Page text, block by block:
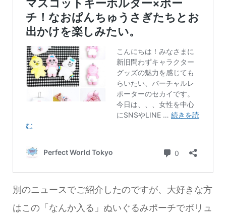
別のニュースでご紹介したのですが、大好きな方
はこの「なんか入る」ぬいぐるみポーチでボリュ